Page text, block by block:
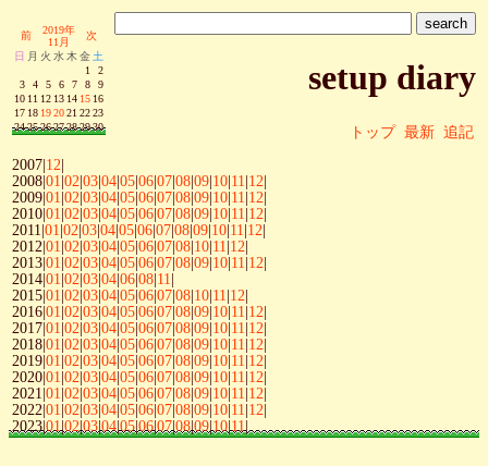
前
2019年
11月
次
日 月 火 水 木 金 土
1
2
3
4 5 6 7 8
9
10 11 12 13 14 15 16
17 18 192021 2223
24252627282930
setup diary
トップ 最新 追記
2007|12|
2008|01|02|03|04|05|06|07|08|09|10|11|12|
2009|01|02|03|04|05|06|07|08|09|10|11|12|
2010|01|02|03|04|05|06|07|08|09|10|11|12|
2011|01|02|03|04|05|06|07|08|09|10|11|12|
2012|01|02|03|04|05|06|07|08|10|11|12|
2013|01|02|03|04|05|06|07|08|09|10|11|12|
2014|01|02|03|04|06|08|11|
2015|01|02|03|04|05|06|07|08|10|11|12|
2016|01|02|03|04|05|06|07|08|09|10|11|12|
2017|01|02|03|04|05|06|07|08|09|10|11|12|
2018|01|02|03|04|05|06|07|08|09|10|11|12|
2019|01|02|03|04|05|06|07|08|09|10|11|12|
2020|01|02|03|04|05|06|07|08|09|10|11|12|
2021|01|02|03|04|05|06|07|08|09|10|11|12|
2022|01|02|03|04|05|06|07|08|09|10|11|12|
2023|01|02|03|04|05|06|07|08|09|10|11|